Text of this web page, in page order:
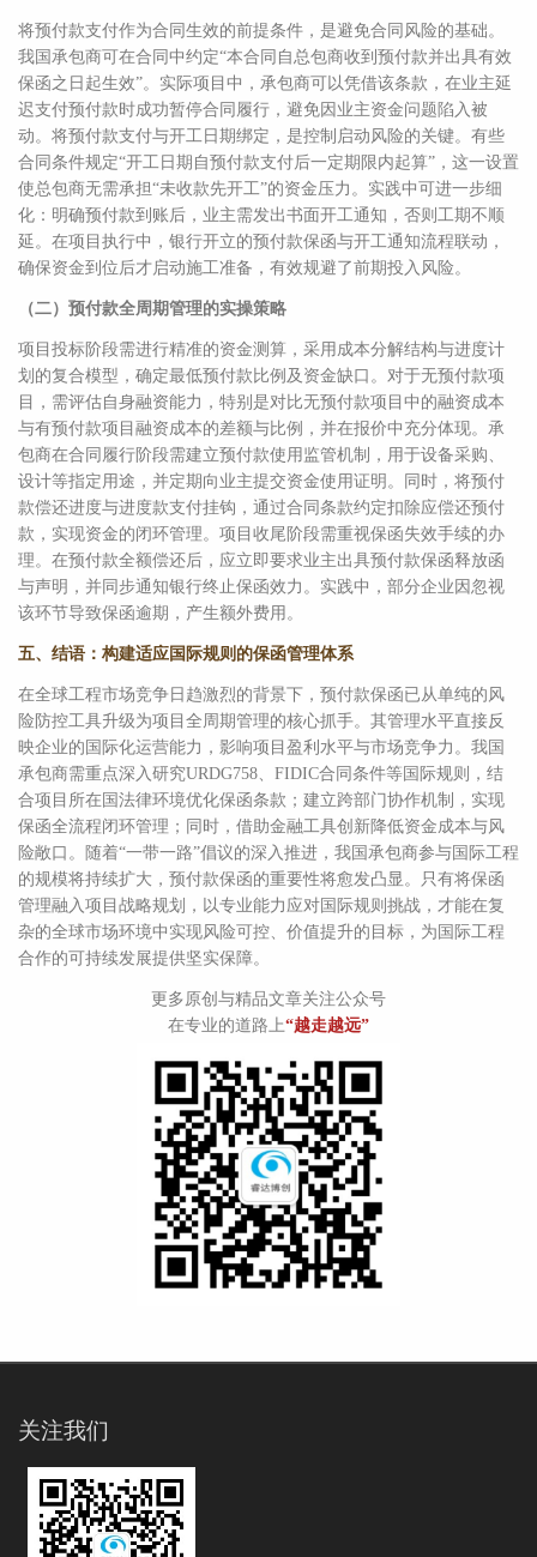
将预付款支付作为合同生效的前提条件，是避免合同风险的基础。
我国承包商可在合同中约定“本合同自总包商收到预付款并出具有效
保函之日起生效”。实际项目中，承包商可以凭借该条款，在业主延
迟支付预付款时成功暂停合同履行，避免因业主资金问题陷入被
动。将预付款支付与开工日期绑定，是控制启动风险的关键。有些
合同条件规定“开工日期自预付款支付后一定期限内起算”，这一设置
使总包商无需承担“未收款先开工”的资金压力。实践中可进一步细
化：明确预付款到账后，业主需发出书面开工通知，否则工期不顺
延。在项目执行中，银行开立的预付款保函与开工通知流程联动，
确保资金到位后才启动施工准备，有效规避了前期投入风险。
（二）预付款全周期管理的实操策略
项目投标阶段需进行精准的资金测算，采用成本分解结构与进度计
划的复合模型，确定最低预付款比例及资金缺口。对于无预付款项
目，需评估自身融资能力，特别是对比无预付款项目中的融资成本
与有预付款项目融资成本的差额与比例，并在报价中充分体现。承
包商在合同履行阶段需建立预付款使用监管机制，用于设备采购、
设计等指定用途，并定期向业主提交资金使用证明。同时，将预付
款偿还进度与进度款支付挂钩，通过合同条款约定扣除应偿还预付
款，实现资金的闭环管理。项目收尾阶段需重视保函失效手续的办
理。在预付款全额偿还后，应立即要求业主出具预付款保函释放函
与声明，并同步通知银行终止保函效力。实践中，部分企业因忽视
该环节导致保函逾期，产生额外费用。
五、结语：构建适应国际规则的保函管理体系
在全球工程市场竞争日趋激烈的背景下，预付款保函已从单纯的风
险防控工具升级为项目全周期管理的核心抓手。其管理水平直接反
映企业的国际化运营能力，影响项目盈利水平与市场竞争力。我国
承包商需重点深入研究URDG758、FIDIC合同条件等国际规则，结
合项目所在国法律环境优化保函条款；建立跨部门协作机制，实现
保函全流程闭环管理；同时，借助金融工具创新降低资金成本与风
险敞口。随着“一带一路”倡议的深入推进，我国承包商参与国际工程
的规模将持续扩大，预付款保函的重要性将愈发凸显。只有将保函
管理融入项目战略规划，以专业能力应对国际规则挑战，才能在复
杂的全球市场环境中实现风险可控、价值提升的目标，为国际工程
合作的可持续发展提供坚实保障。
更多原创与精品文章关注公众号
在专业的道路上“越走越远”
关注我们